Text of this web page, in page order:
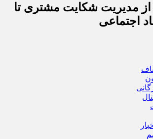
از مدیریت شکایت مشتری تا
اجتماعی